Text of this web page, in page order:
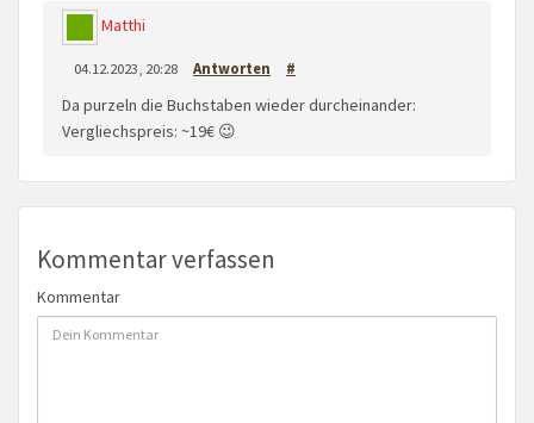
Matthi
04.12.2023, 20:28 Antworten #
Da purzeln die Buchstaben wieder durcheinander:
Vergliechspreis: ~19€ 😉
Kommentar verfassen
Kommentar